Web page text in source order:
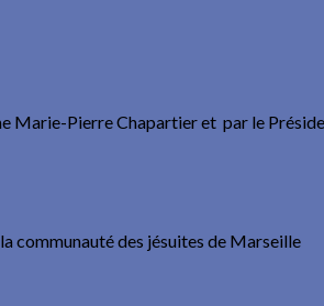
Marie-Pierre Chapartier et par le
communauté des jésuites de Marseille